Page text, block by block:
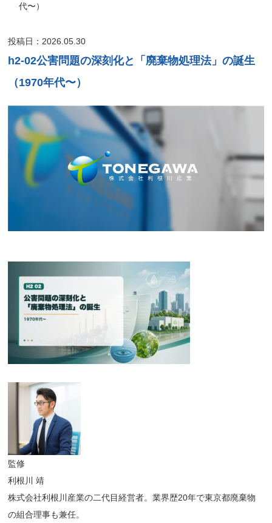
代〜）
投稿日：2026.05.30
h2-02公害問題の深刻化と「廃棄物処理法」の誕生
（1970年代〜）
監修
利根川 靖
株式会社利根川産業の二代目経営者。業界歴20年で東京都廃棄物
の組合理事も兼任。